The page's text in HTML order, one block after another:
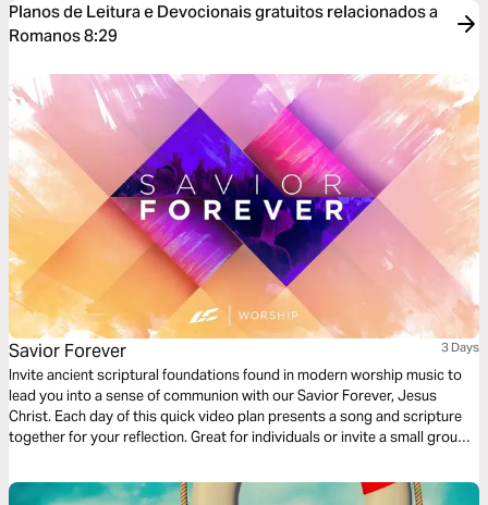
Planos de Leitura e Devocionais gratuitos relacionados a
Romanos 8:29
Savior Forever 3 Days
Invite ancient scriptural foundations found in modern worship music to
lead you into a sense of communion with our Savior Forever, Jesus
Christ. Each day of this quick video plan presents a song and scripture
together for your reflection. Great for individuals or invite a small group